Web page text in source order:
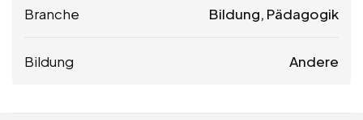
Branche Bildung, Pädagogik
Bildung Andere